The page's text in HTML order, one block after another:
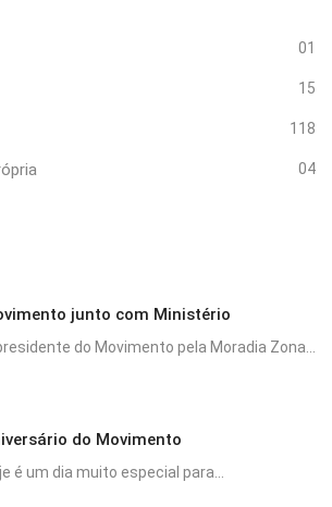
01
15
118
04
junto com Ministério
do Movimento pela Moradia Zona...
do Movimento
é um dia muito especial para...